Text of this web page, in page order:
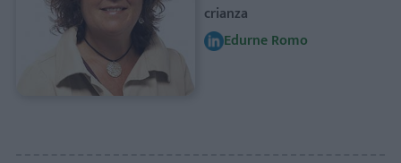
crianza
Edurne Romo